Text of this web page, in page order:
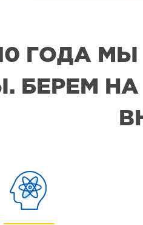
ГОДА
БЕРЕМ